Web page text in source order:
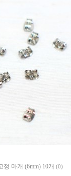
마개 (6mm) 10개 (0)